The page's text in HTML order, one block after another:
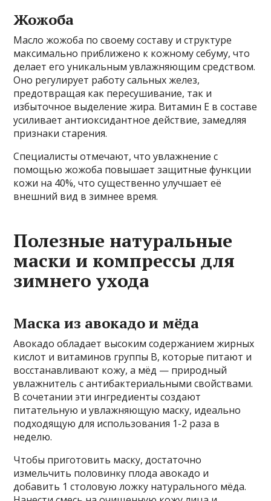
Жожоба
Масло жожоба по своему составу и структуре
максимально приближено к кожному себуму, что
делает его уникальным увлажняющим средством.
Оно регулирует работу сальных желез,
предотвращая как пересушивание, так и
избыточное выделение жира. Витамин E в составе
усиливает антиоксидантное действие, замедляя
признаки старения.
Специалисты отмечают, что увлажнение с
помощью жожоба повышает защитные функции
кожи на 40%, что существенно улучшает её
внешний вид в зимнее время.
Полезные натуральные
маски и компрессы для
зимнего ухода
Маска из авокадо и мёда
Авокадо обладает высоким содержанием жирных
кислот и витаминов группы B, которые питают и
восстанавливают кожу, а мёд — природный
увлажнитель с антибактериальными свойствами.
В сочетании эти ингредиенты создают
питательную и увлажняющую маску, идеально
подходящую для использования 1-2 раза в
неделю.
Чтобы приготовить маску, достаточно
измельчить половинку плода авокадо и
добавить 1 столовую ложку натурального мёда.